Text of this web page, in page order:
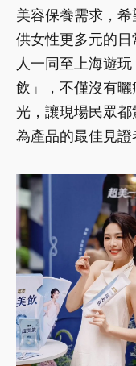
美容保養需求，
供女性更多元的
人一同至上海遊
飲」，不僅沒有
光，讓現場民眾
為產品的最佳見證